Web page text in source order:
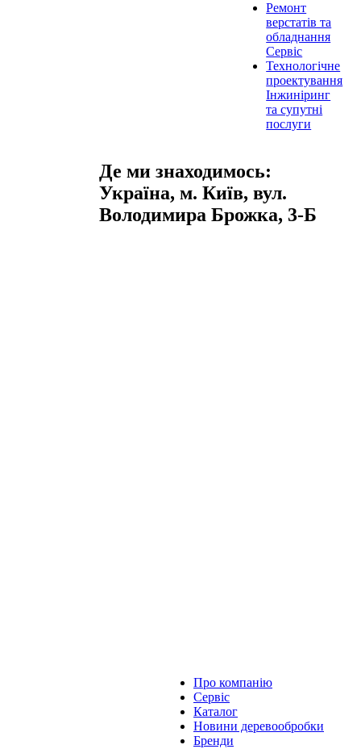
Ремонт
верстатів та
обладнання
Сервіс
Технологічне
проектування
Інжиніринг
та супутні
послуги
Де ми знаходимось:
Україна, м. Київ, вул.
Володимира Брожка, 3-Б
Про компанію
Сервіс
Каталог
Новини деревообробки
Бренди